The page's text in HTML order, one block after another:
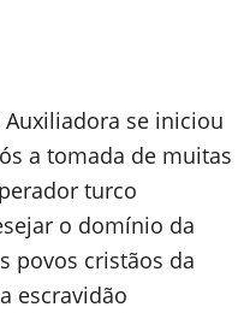
Auxiliadora se iniciou
a tomada de muitas
turco
o domínio da
povos cristãos da
escravidão